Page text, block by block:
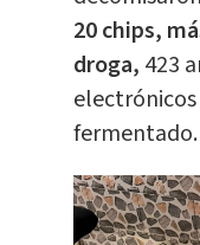
20 chips,
droga, 423
fermentado.